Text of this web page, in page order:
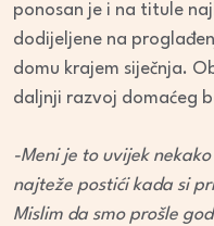
ponosan je i na titule
dodijeljene na
domu krajem siječnja.
daljnji razvoj domaćeg
-Meni je to uvijek
najteže postići kada si
Mislim da smo prošle